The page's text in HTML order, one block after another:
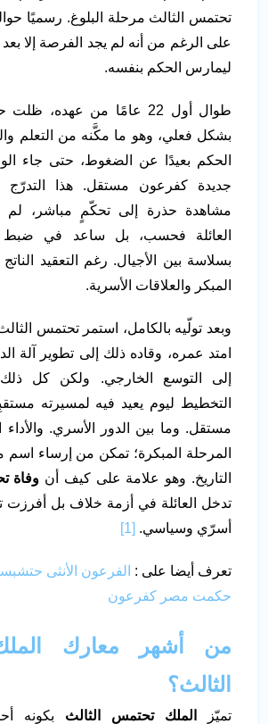
تحتمس الثالث مرحلة البلوغ. رسميًا
على الرغم من أنه لم يجد الفرصة إلا
ليمارس الحكم بنفسه.
طوال أول 22 عامًا من
بشكل فعلي، وهو ما مكَّنه من التعلم
الحكم بعيدًا عن الضغوط، حتى جاء
جديدة كفرعون مستقل. هذا التدرّج
مشاهدة حذرة إلى تحكّمٍ مباشر،
العائلة فحسب، بل ساعد في ضبط
بسلاسة بين الأجيال. رغم التعقيد
المبكر والعلاقات الأسرية.
وبعد تولّيه بالكامل، استمر تحتمس
امتد عمره، وقاده ذلك إلى تطوير آلة
إلى التوسع الخارجي. ولكن كل
التخطيط ليوم يعيد فيه لمسيرته
مستقل. وما بين الدور الأسري.
المرحلة المبكرة؛ تمكن من إرساء
التاريخ. وهو علامة على كيف أن وفاة
تدخل العائلة في أزمة خلاف بل أفرزت
أسرّي وسياسي. [1]
تعرف أيضا على : الفرعون الأنثى
حكمت مصر كفرعون
من أشهر معارك
الثالث؟
تميّز الملك تحتمس الثالث بكونه